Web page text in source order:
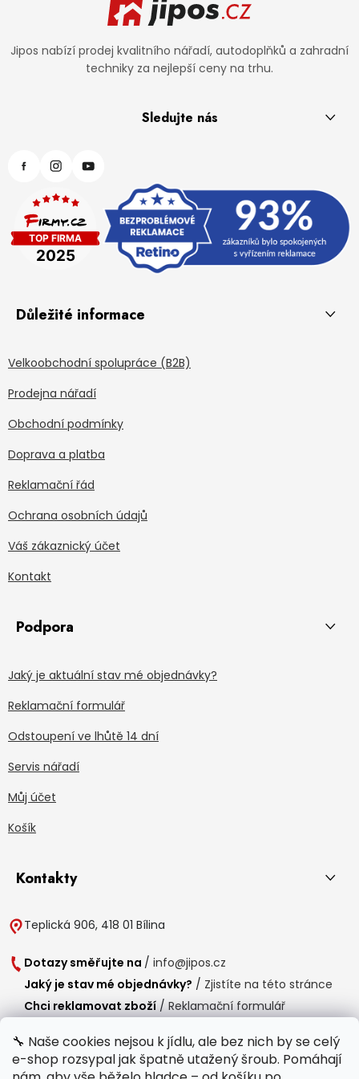
🔧 Naše cookies nejsou k jídlu, ale bez nich by se celý
e-shop rozsypal jak špatně utažený šroub. Pomáhají
Jipos nabízí prodej kvalitního nářadí, autodoplňků a zahradní
techniky za nejlepší ceny na trhu.
Sledujte nás
Důležité informace
Velkoobchodní spolupráce (B2B)
Prodejna nářadí
Obchodní podmínky
Doprava a platba
Reklamační řád
Ochrana osobních údajů
Váš zákaznický účet
Kontakt
Podpora
Jaký je aktuální stav mé objednávky?
Reklamační formulář
Odstoupení ve lhůtě 14 dní
Servis nářadí
Můj účet
Košík
Kontakty
Teplická 906, 418 01 Bílina
Dotazy směřujte na / info@jipos.cz
Jaký je stav mé objednávky? / Zjistíte na této stránce
Chci reklamovat zboží / Reklamační formulář
Provozní doba